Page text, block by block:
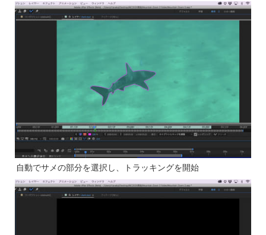
自動でサメの部分を選択し、トラッキングを開始